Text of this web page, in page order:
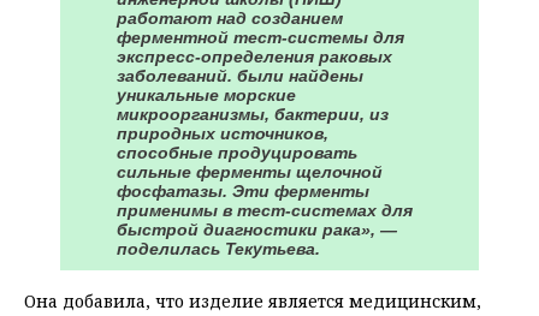
работают над созданием
ферментной тест-системы для
экспресс-определения раковых
заболеваний. были найдены
уникальные морские
микроорганизмы, бактерии, из
природных источников,
способные продуцировать
сильные ферменты щелочной
фосфатазы. Эти ферменты
применимы в тест-системах для
быстрой диагностики рака», —
поделилась Текутьева.
Она добавила, что изделие является медицинским,